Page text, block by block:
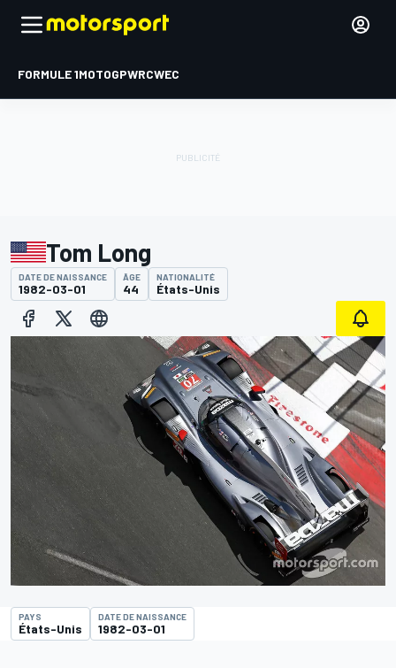
FORMULE 1MOTOGPWRCWEC
Tom Long
DATE DE NAISSANCE
1982-03-01
ÂGE
44
NATIONALITÉ
États-Unis
PAYS
États-Unis
DATE DE NAISSANCE
1982-03-01